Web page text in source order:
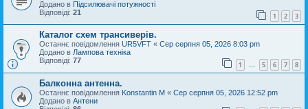
Додано в Підсилювачі потужності
Відповіді: 21 1 2 3
Каталог схем трансиверів.
Останнє повідомлення UR5VFT « Сер серпня 05, 2026 8:03 pm
Додано в Лампова техніка
Відповіді: 77 1 … 5 6 7 8
Балконна антенна.
Останнє повідомлення Konstantin M « Сер серпня 05, 2026 12:52 pm
Додано в Антени